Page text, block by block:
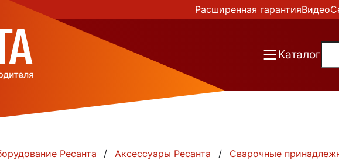
Расширенная гарантияВидео
Каталог
Ресанта Аксессуары Ресанта Сварочные